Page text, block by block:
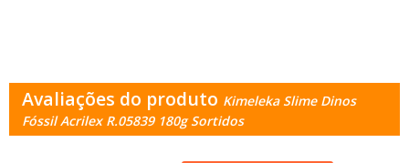
Avaliações do produto Kimeleka Slime Dinos
Fóssil Acrilex R.05839 180g Sortidos